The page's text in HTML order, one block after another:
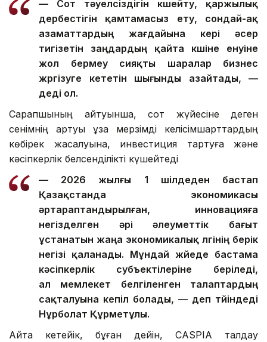
— Сот тәуелсіздігін күшейту, қаржылық
дербестігін қамтамасыз ету, сондай-ақ
азаматтардың жағдайына кері әсер
тигізетін заңдардың қайта күшіне енуіне
жол бермеу сияқты шаралар бизнес
жүргізуге кететін шығынды азайтады, —
деді ол.
Сарапшының айтуынша, сот жүйесіне деген
сенімнің артуы ұзақ мерзімді келісімшарттардың
көбірек жасалуына, инвестиция тартуға және
кәсіпкерлік белсенділікті күшейтеді
— 2026 жылғы 1 шілдеден бастап
Қазақстанда экономикасы
әртараптандырылған, инновацияға
негізделген әрі әлеуметтік бағыт
ұстанатын жаңа экономикалық үлгінің берік
негізі қаланады. Мұндай жүйеде бастама
кәсіпкерлік субъектілеріне беріледі,
ал мемлекет белгіленген талаптардың
сақталуына кепіл болады, — деп түйіндеді
Нұрболат Құрметұлы.
Айта кетейік, бұған дейін, CASPIA талдау